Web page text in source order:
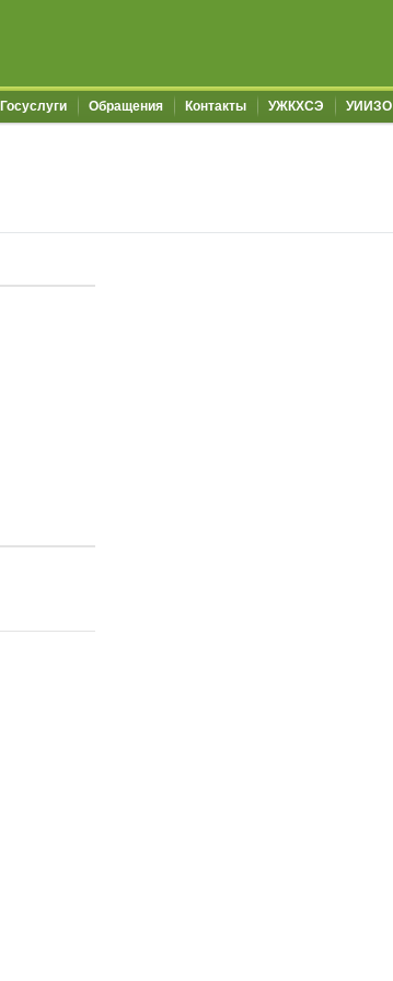
Госуслуги Обращения Контакты УЖКХСЭ УИИЗО